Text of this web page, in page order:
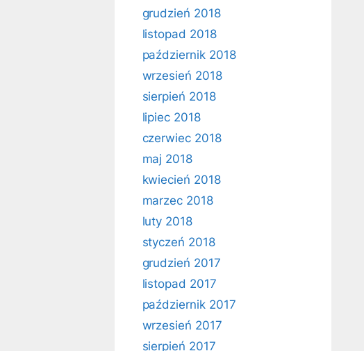
grudzień 2018
listopad 2018
październik 2018
wrzesień 2018
sierpień 2018
lipiec 2018
czerwiec 2018
maj 2018
kwiecień 2018
marzec 2018
luty 2018
styczeń 2018
grudzień 2017
listopad 2017
październik 2017
wrzesień 2017
sierpień 2017